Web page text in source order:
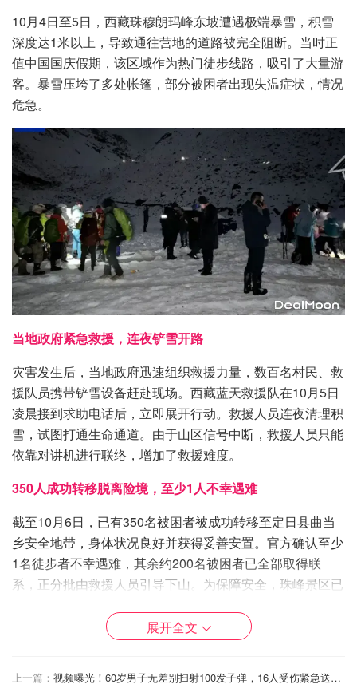
10月4日至5日，西藏珠穆朗玛峰东坡遭遇极端暴雪，积雪
深度达1米以上，导致通往营地的道路被完全阻断。当时正
值中国国庆假期，该区域作为热门徒步线路，吸引了大量游
客。暴雪压垮了多处帐篷，部分被困者出现失温症状，情况
危急。
当地政府紧急救援，连夜铲雪开路
灾害发生后，当地政府迅速组织救援力量，数百名村民、救
援队员携带铲雪设备赶赴现场。西藏蓝天救援队在10月5日
凌晨接到求助电话后，立即展开行动。救援人员连夜清理积
雪，试图打通生命通道。由于山区信号中断，救援人员只能
依靠对讲机进行联络，增加了救援难度。
350人成功转移脱离险境，至少1人不幸遇难
截至10月6日，已有350名被困者被成功转移至定日县曲当
乡安全地带，身体状况良好并获得妥善安置。官方确认至少
1名徒步者不幸遇难，其余约200名被困者已全部取得联
系，正分批由救援人员引导下山。为保障安全，珠峰景区已
展开全文
上一篇：
视频曝光！60岁男子无差别扫射100发子弹，16人受伤紧急送医！热闹街道变人间炼狱！